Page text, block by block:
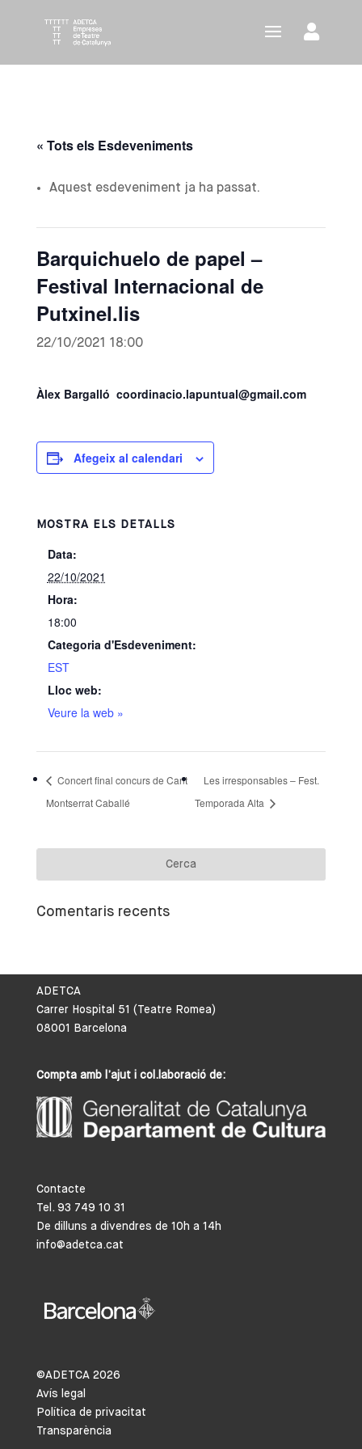
« Tots els Esdeveniments
Aquest esdeveniment ja ha passat.
Barquichuelo de papel –
Festival Internacional de
Putxinel.lis
22/10/2021 18:00
Àlex Bargalló coordinacio.lapuntual@gmail.com
Afegeix al calendari
MOSTRA ELS DETALLS
Data:
22/10/2021
Hora:
18:00
Categoria d'Esdeveniment:
EST
Lloc web:
Veure la web »
Concert final concurs de Cant
Montserrat Caballé
Les irresponsables – Fest.
Temporada Alta
Comentaris recents
ADETCA
Carrer Hospital 51 (Teatre Romea)
08001 Barcelona
Compta amb l’ajut i col.laboració de:
Contacte
Tel. 93 749 10 31
De dilluns a divendres de 10h a 14h
info@adetca.cat
©ADETCA 2026
Avís legal
Política de privacitat
Transparència